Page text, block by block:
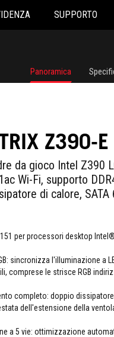
SUPPORTO
Panoramica
Z390-E
da gioco Intel Z390
Wi-Fi, supporto
di calore, SATA
per processori desktop
sincronizza l'illuminazione a
comprese le strisce RGB
completo: doppio
dell'estensione della
a 5 vie: ottimizzazione